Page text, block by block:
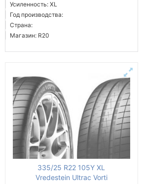
Усиленность: XL
Год производства:
Страна:
Магазин: R20
335/25 R22 105Y XL
Vredestein Ultrac Vorti